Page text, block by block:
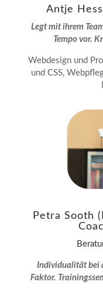
Antje
Legt mit ihrem
Tempo vor.
Webdesign und
und CSS,
Petra Sooth
Individualität bei
Faktor.